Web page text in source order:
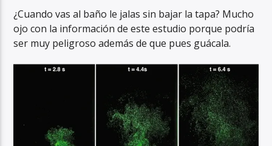
¿Cuando vas al baño le jalas sin bajar la tapa? Mucho
ojo con la información de este estudio porque podría
ser muy peligroso además de que pues guácala.